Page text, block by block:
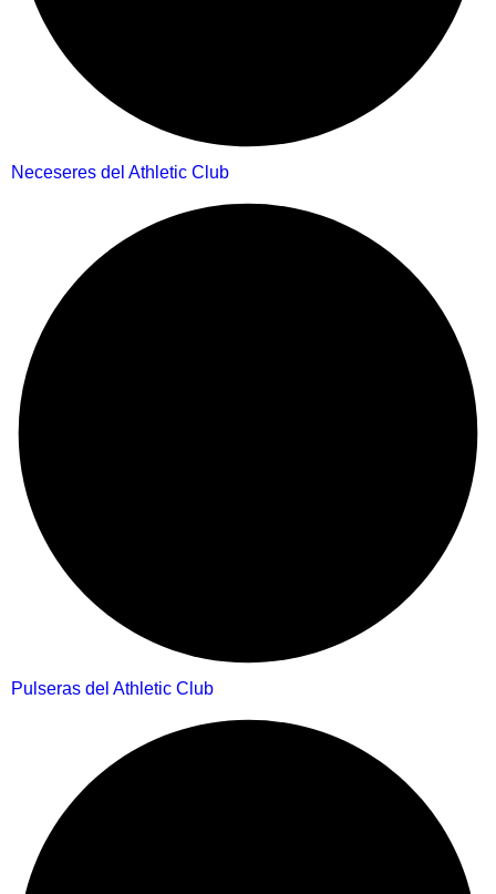
Neceseres del Athletic Club
Pulseras del Athletic Club